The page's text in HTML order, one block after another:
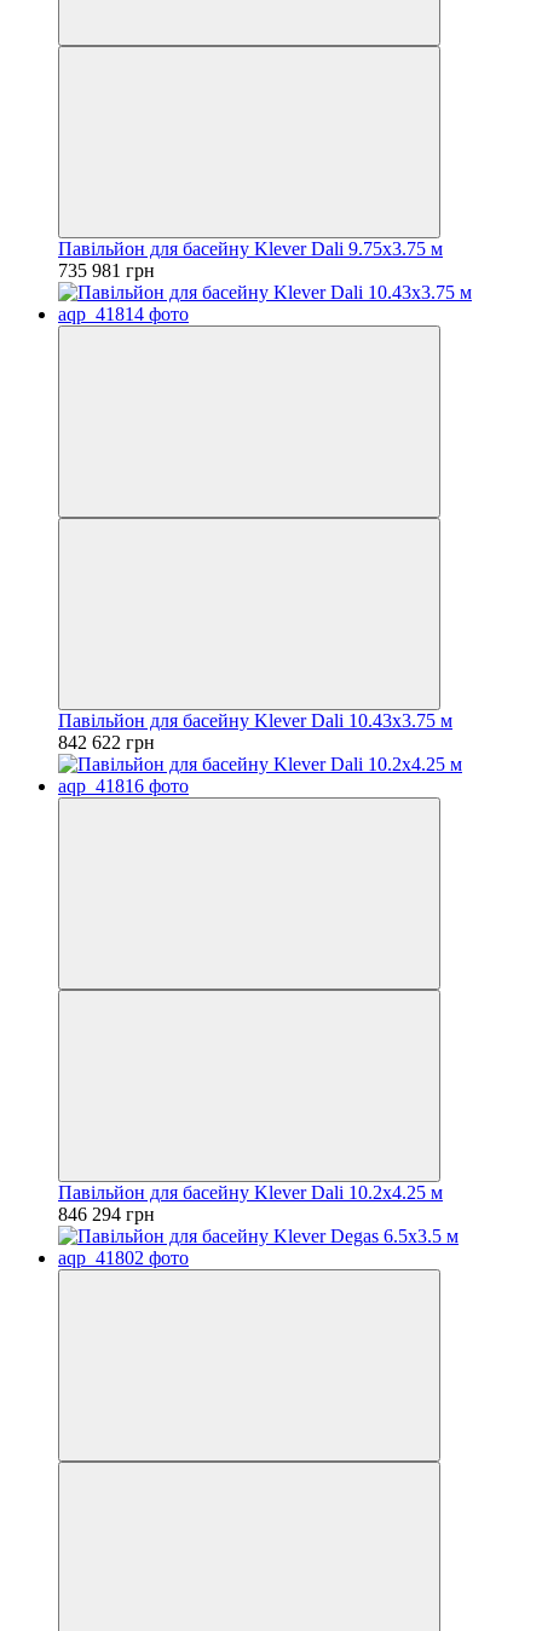
Павільйон для басейну Klever Dali 9.75x3.75 м
735 981 грн
Павільйон для басейну Klever Dali 10.43x3.75 м
842 622 грн
Павільйон для басейну Klever Dali 10.2x4.25 м
846 294 грн